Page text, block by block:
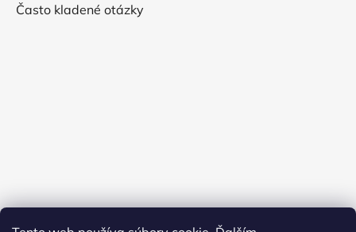
Často kladené otázky